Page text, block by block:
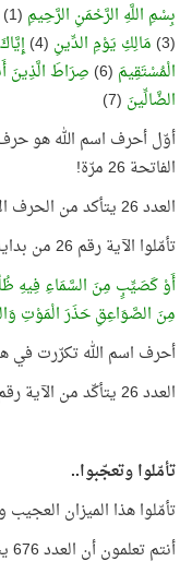
بِسْمِ اللَّهِ الرَّحْمَنِ الرَّحِيمِ (1)
(3)
مَالِكِ يَوْمِ الدِّينِ (4)
الْمُسْتَقِيمَ (6)
صِرَاطَ الَّذِينَ
الضَّالِّينَ (7)
أوّل أحرف اسم الله هو
الفاتحة 26 مرّة!
العدد 26 يتأكد من الحرف الأوّل لاسم الله في السورة الأولى في القرآن!
تأمّلوا الآية رقم 26 من بداية المصحف..
أَوْ كَصَيِّبٍ مِنَ السَّمَاءِ فِيهِ
مِنَ الصَّوَاعِقِ حَذَرَ الْمَوْتِ
أحرف اسم الله تكرّرت في
العدد 26 يتأكّد من الآية رقم 26 من بداية المصحف!
تأمّلوا وتعجّبوا..
تأمّلوا هذا الميزان
أنتم تعلمون أن العدد 676 يساوي 26 × 26